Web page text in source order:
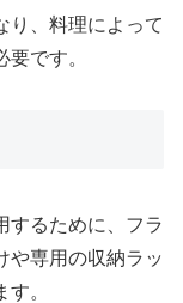
り、料理によって
です。
するために、フラ
や専用の収納ラッ
。